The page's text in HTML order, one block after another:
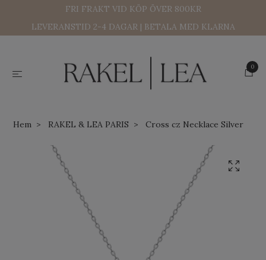
FRI FRAKT VID KÖP ÖVER 800KR
LEVERANSTID 2-4 DAGAR | BETALA MED KLARNA
0
Hem RAKEL & LEA PARIS Cross cz Necklace Silver